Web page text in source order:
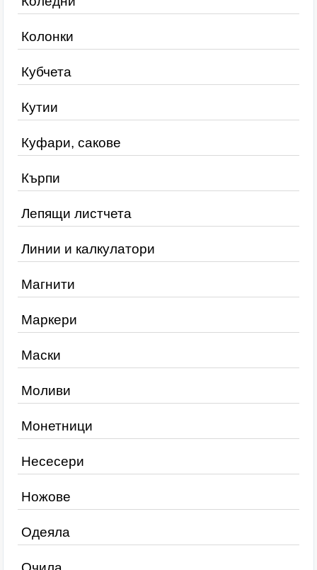
Колонки
Кубчета
Кутии
Куфари, сакове
Кърпи
Лепящи листчета
Линии и калкулатори
Магнити
Маркери
Маски
Моливи
Монетници
Несесери
Ножове
Одеяла